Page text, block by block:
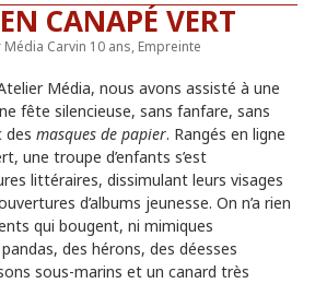
CANAPÉ VERT
Carvin 10 ans, Empreinte
Média, nous avons assisté à une
fête silencieuse, sans fanfare, sans
des masques de papier. Rangés en ligne
une troupe d’enfants s’est
littéraires, dissimulant leurs visages
d’albums jeunesse. On n’a rien
qui bougent, ni mimiques
des hérons, des déesses
sous-marins et un canard très